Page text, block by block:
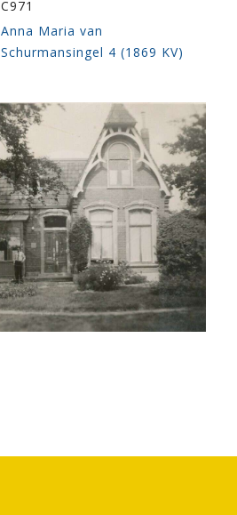
C971
Anna Maria van
Schurmansingel 4 (1869 KV)